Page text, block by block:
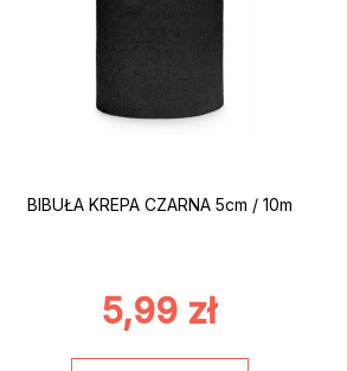
BIBUŁA KREPA CZARNA 5cm / 10m
5,99 zł